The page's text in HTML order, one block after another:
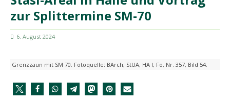
zur Splittermine SM-70
6. August 2024
Grenzzaun mit SM 70. Fotoquelle: BArch, StUA, HA I, Fo, Nr. 357, Bild 54.